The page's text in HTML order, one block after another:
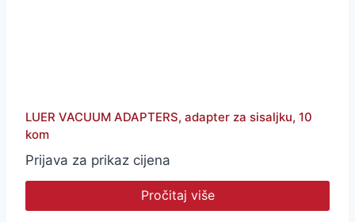
LUER VACUUM ADAPTERS, adapter za sisaljku, 10
kom
Prijava za prikaz cijena
Pročitaj više